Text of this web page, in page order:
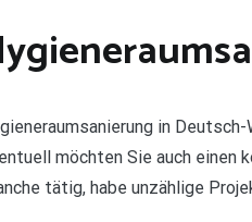
in
möchten Sie auch einen
tätig, habe unzählige